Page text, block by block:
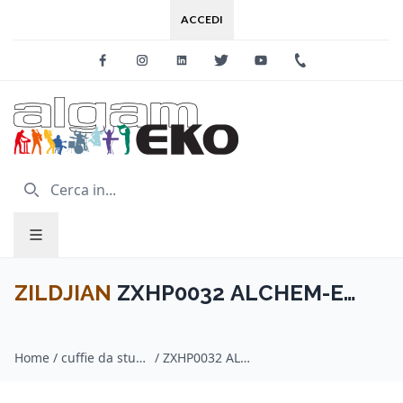
ACCEDI
FacebookInstagramLinkedinTwitter Youtube
ZILDJIAN ZXHP0032 ALCHEM-E
Home / cuffie da studio / ZILDJIAN / ZXHP0032 ALCHEM-E Cuffie Perfect Tune Sandstorm